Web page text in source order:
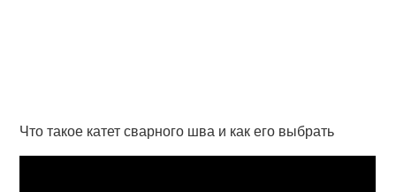
Что такое катет сварного шва и как его выбрать